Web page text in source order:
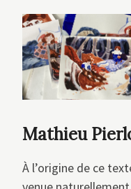
Mathieu
À l’origine de ce